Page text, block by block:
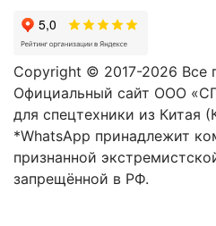
Copyright © 2017-2026 Все
Официальный сайт ООО
для спецтехники из Китая
*WhatsApp принадлежит
признанной
запрещённой в РФ.